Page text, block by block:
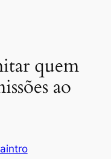
quem
ao